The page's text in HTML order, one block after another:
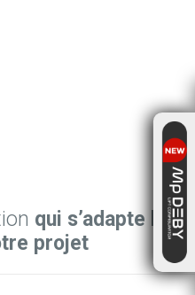
qui s’adapte le
projet